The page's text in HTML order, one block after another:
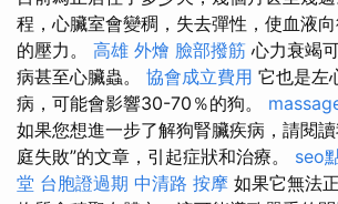
程，心臟室會變稠，失去彈性，使血液
的壓力。 高雄 外燴 臉部撥筋 心力衰竭
病甚至心臟蟲。 協會成立費用 它也是左
病，可能會影響30-70％的狗。
如果您想進一步了解狗腎臟疾病，請閱
庭失敗”的文章，引起症狀和治療。 seo
堂 台胞證過期 中清路 按摩 如果它無法